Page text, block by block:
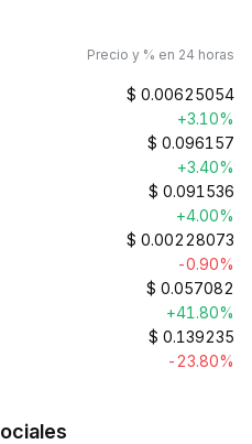
Precio y % en 24 horas
$ 0.00625054
+3.10%
$ 0.096157
+3.40%
$ 0.091536
+4.00%
$ 0.00228073
-0.90%
$ 0.057082
+41.80%
$ 0.139235
-23.80%